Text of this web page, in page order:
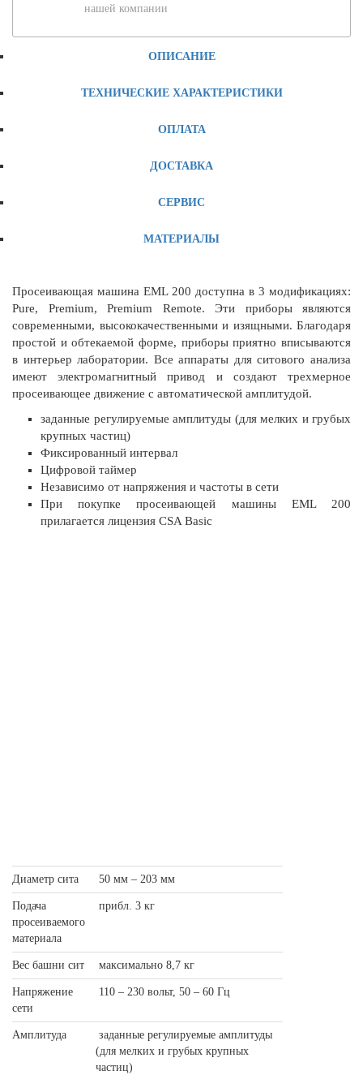
нашей компании
ОПИСАНИЕ
ТЕХНИЧЕСКИЕ ХАРАКТЕРИСТИКИ
ОПЛАТА
ДОСТАВКА
СЕРВИС
МАТЕРИАЛЫ
Просеивающая машина EML 200 доступна в 3 модификациях:
Pure, Premium, Premium Remote. Эти приборы являются
современными, высококачественными и изящными. Благодаря
простой и обтекаемой форме, приборы приятно вписываются
в интерьер лаборатории. Все аппараты для ситового анализа
имеют электромагнитный привод и создают трехмерное
просеивающее движение с автоматической амплитудой.
заданные регулируемые амплитуды (для мелких и грубых
крупных частиц)
Фиксированный интервал
Цифровой таймер
Независимо от напряжения и частоты в сети
При покупке просеивающей машины EML 200
прилагается лицензия CSA Basic
Диаметр сита 50 мм – 203 мм
Подача
просеиваемого
материала
прибл. 3 кг
Вес башни сит максимально 8,7 кг
Напряжение
сети
110 – 230 вольт, 50 – 60 Гц
Амплитуда
заданные регулируемые амплитуды
(для мелких и грубых крупных
частиц)